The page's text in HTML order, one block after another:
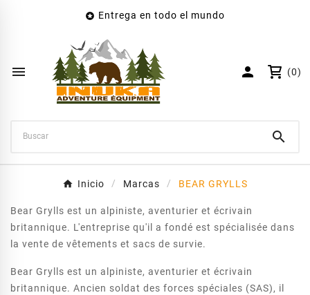
 Entrega en todo el mundo
  (0)

Inicio Marcas BEAR GRYLLS
Bear Grylls est un alpiniste, aventurier et écrivain
britannique. L'entreprise qu'il a fondé est spécialisée dans
la vente de vêtements et sacs de survie.
Bear Grylls est un alpiniste, aventurier et écrivain
britannique. Ancien soldat des forces spéciales (SAS), il
Nombre de la lista de deseos